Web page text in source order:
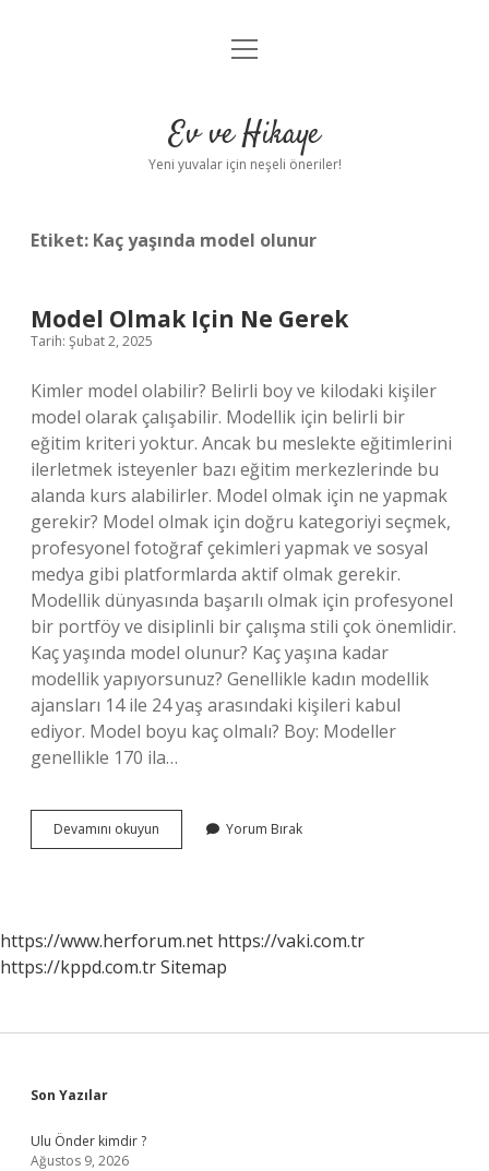
Anasayfa
Yasal Uyarı
menüyü
Ev ve Hikaye
Yeni yuvalar için neşeli öneriler!
Etiket: Kaç yaşında model olunur
Model Olmak Için Ne Gerek
Tarih: Şubat 2, 2025
Kimler model olabilir? Belirli boy ve kilodaki kişiler
model olarak çalışabilir. Modellik için belirli bir
eğitim kriteri yoktur. Ancak bu meslekte eğitimlerini
ilerletmek isteyenler bazı eğitim merkezlerinde bu
alanda kurs alabilirler. Model olmak için ne yapmak
gerekir? Model olmak için doğru kategoriyi seçmek,
profesyonel fotoğraf çekimleri yapmak ve sosyal
medya gibi platformlarda aktif olmak gerekir.
Modellik dünyasında başarılı olmak için profesyonel
bir portföy ve disiplinli bir çalışma stili çok önemlidir.
Kaç yaşında model olunur? Kaç yaşına kadar
modellik yapıyorsunuz? Genellikle kadın modellik
ajansları 14 ile 24 yaş arasındaki kişileri kabul
ediyor. Model boyu kaç olmalı? Boy: Modeller
genellikle 170 ila…
Devamını okuyun
Olmak
Yorum Bırak
https://www.herforum.net https://vaki.com.tr
https://kppd.com.trSitemap
Sidebar
Son Yazılar
Ulu Önder kimdir ?
Ağustos 9, 2026